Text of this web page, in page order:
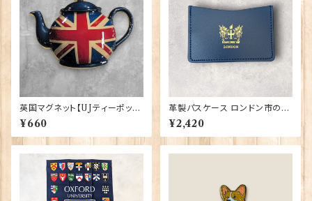
英国マグネット【UJティーポッ
ト】Elgate Products 90030
¥660
革製パスケース ロンドン市の紋
章入り【Navy】R.C.Brady 90
381-Navy
¥2,420